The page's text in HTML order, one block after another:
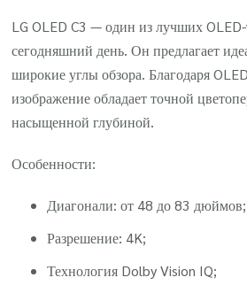
LG OLED C3 — один из лучших OLED-
сегодняшний день. Он предлагает
широкие углы обзора. Благодаря
изображение обладает точной
насыщенной глубиной.
Особенности:
Диагонали: от 48 до 83 дюймов;
Разрешение: 4K;
Технология Dolby Vision IQ;